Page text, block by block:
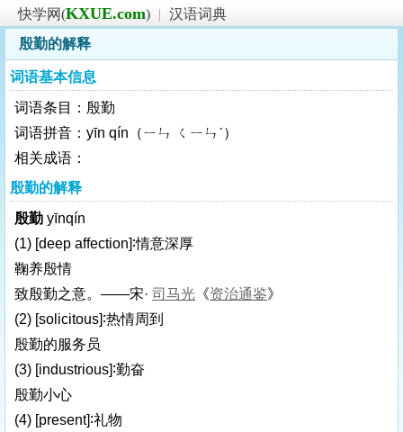
快学网(KXUE.com) | 汉语词典
殷勤的解释
词语基本信息
词语条目：殷勤
词语拼音：yīn qín（ㄧㄣ ㄑㄧㄣˊ）
相关成语：
殷勤的解释
殷勤 yīnqín
(1) [deep affection]∶情意深厚
鞠养殷情
致殷勤之意。——宋· 司马光 《资治通鉴》
(2) [solicitous]∶热情周到
殷勤的服务员
(3) [industrious]∶勤奋
殷勤小心
(4) [present]∶礼物